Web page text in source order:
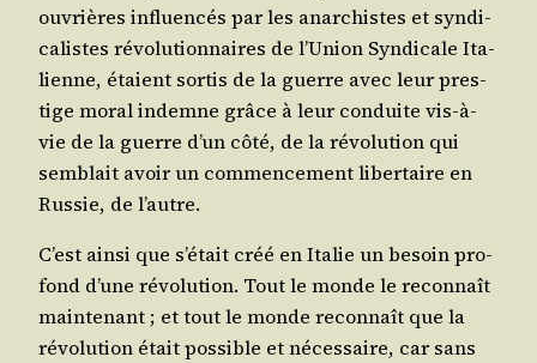
ouvrières influen­cés par les anar­chistes et syn­di­
ca­listes révo­lu­tion­naires de l’U­nion Syn­di­cale Ita­
lienne, étaient sor­tis de la guerre avec leur pres­
tige moral indemne grâce à leur conduite vis-à-
vie de la guerre d’un côté, de la révo­lu­tion qui
sem­blait avoir un com­men­ce­ment liber­taire en
Rus­sie, de l’autre.
C’est ain­si que s’é­tait créé en Ita­lie un besoin pro­
fond d’une révo­lu­tion. Tout le monde le recon­naît
main­te­nant ; et tout le monde recon­naît que la
révo­lu­tion était pos­sible et néces­saire, car sans